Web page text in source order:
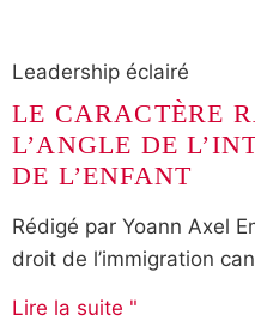
Leadership éclairé
LE CARACTÈRE
L’ANGLE DE
DE L’ENFANT
Rédigé par Yoann Axel
droit de l’immigration
Lire la suite "